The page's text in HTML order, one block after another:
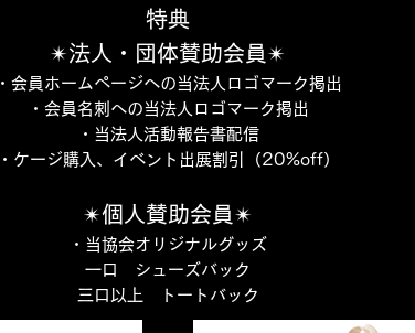
特典
✴︎法人・団体賛助会員✴︎
・会員ホームページへの当法人ロゴマーク掲出
・会員名刺への当法人ロゴマーク掲出
・当法人活動報告書配信
・ケージ購入、イベント出展割引​（20%off）
✴︎個人賛助会員✴︎
・当協会オリジナルグッズ
一口 シューズバック
三口以上 トートバック